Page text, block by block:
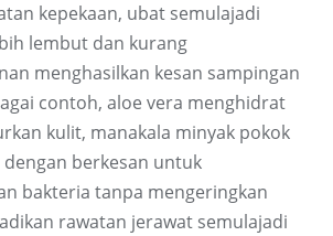
kepekaan, ubat semulajadi
lembut dan kurang
menghasilkan kesan sampingan
contoh, aloe vera menghidrat
kulit, manakala minyak pokok
berkesan untuk
bakteria tanpa mengeringkan
rawatan jerawat semulajadi